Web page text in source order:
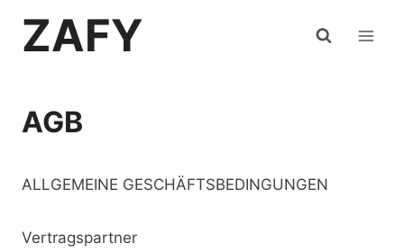
InhaltZAFY
AGB
ALLGEMEINE GESCHÄFTSBEDINGUNGEN
Vertragspartner